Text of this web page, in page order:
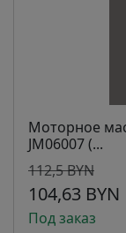
Моторное
JM06007 (...
112,5 BYN
104,63 BYN
Под заказ